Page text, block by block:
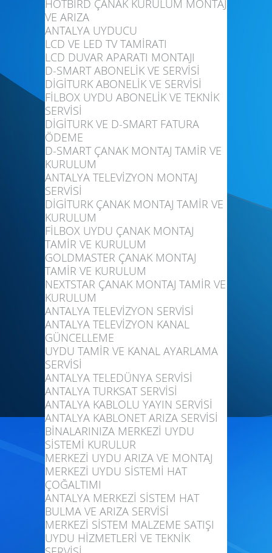
HOTBIRD ÇANAK KURULUM MONTAJ
VE ARIZA
ANTALYA UYDUCU
LCD VE LED TV TAMİRATI
LCD DUVAR APARATI MONTAJI
D-SMART ABONELİK VE SERVİSİ
DİGİTURK ABONELİK VE SERVİSİ
FİLBOX UYDU ABONELİK VE TEKNİK
SERVİSİ
DİGİTURK VE D-SMART FATURA
ÖDEME
D-SMART ÇANAK MONTAJ TAMİR VE
KURULUM
ANTALYA TELEVİZYON MONTAJ
SERVİSİ
DİGİTURK ÇANAK MONTAJ TAMİR VE
KURULUM
FİLBOX UYDU ÇANAK MONTAJ
TAMİR VE KURULUM
GOLDMASTER ÇANAK MONTAJ
TAMİR VE KURULUM
NEXTSTAR ÇANAK MONTAJ TAMİR VE
KURULUM
ANTALYA TELEVİZYON SERVİSİ
ANTALYA TELEVİZYON KANAL
GÜNCELLEME
UYDU TAMİR VE KANAL AYARLAMA
SERVİSİ
ANTALYA TELEDÜNYA SERVİSİ
ANTALYA TURKSAT SERVİSİ
ANTALYA KABLOLU YAYIN SERVİSİ
ANTALYA KABLONET ARIZA SERVİSİ
BİNALARINIZA MERKEZİ UYDU
SİSTEMİ KURULUR
MERKEZİ UYDU ARIZA VE MONTAJ
MERKEZİ UYDU SİSTEMİ HAT
ÇOĞALTIMI
ANTALYA MERKEZİ SİSTEM HAT
BULMA VE ARIZA SERVİSİ
MERKEZİ SİSTEM MALZEME SATIŞI
UYDU HİZMETLERİ VE TEKNİK